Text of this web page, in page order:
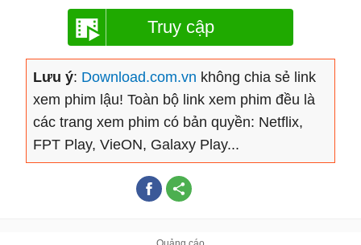
Truy cập
Lưu ý: Download.com.vn không chia sẻ link
xem phim lậu! Toàn bộ link xem phim đều là
các trang xem phim có bản quyền: Netflix,
FPT Play, VieON, Galaxy Play...